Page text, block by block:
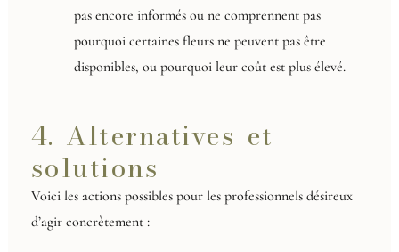
pas encore informés ou ne comprennent pas
pourquoi certaines fleurs ne peuvent pas être
disponibles, ou pourquoi leur coût est plus élevé.
4. Alternatives et
solutions
Voici les actions possibles pour les professionnels désireux
d’agir concrètement :